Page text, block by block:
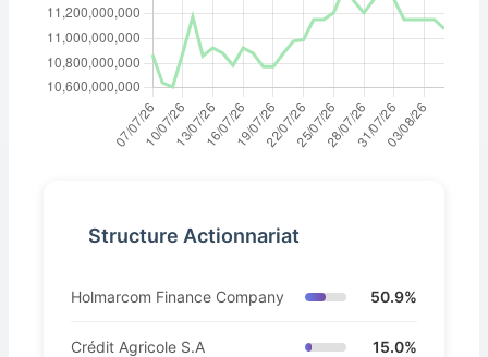
Structure Actionnariat
Holmarcom Finance Company 50.9%
Crédit Agricole S.A 15.0%